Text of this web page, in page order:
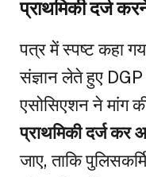
प्राथमिकी दर्ज
पत्र में स्पष्ट कहा
संज्ञान लेते हुए DGP
एसोसिएशन ने मांग
प्राथमिकी दर्ज कर
जाए, ताकि